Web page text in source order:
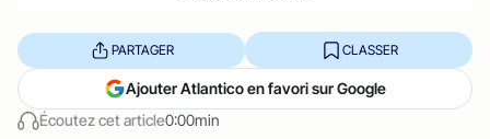
Écoutez cet article0:00min
PARTAGER CLASSER
Ajouter Atlantico en favori sur Google